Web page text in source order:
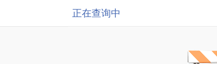
正在查询中